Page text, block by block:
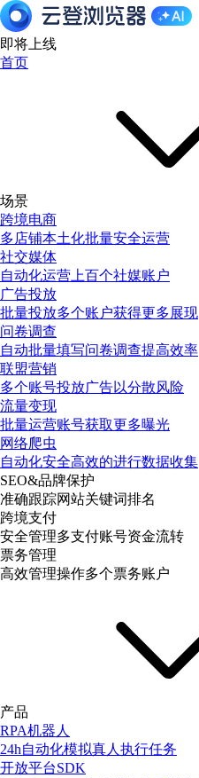
即将上线
首页
场景
跨境电商
多店铺本土化批量安全运营
社交媒体
自动化运营上百个社媒账户
广告投放
批量投放多个账户获得更多展现
问卷调查
自动批量填写问卷调查提高效率
联盟营销
多个账号投放广告以分散风险
流量变现
批量运营账号获取更多曝光
网络爬虫
自动化安全高效的进行数据收集
SEO&品牌保护
准确跟踪网站关键词排名
跨境支付
安全管理多支付账号资金流转
票务管理
高效管理操作多个票务账户
产品
RPA机器人
24h自动化模拟真人执行任务
开放平台SDK